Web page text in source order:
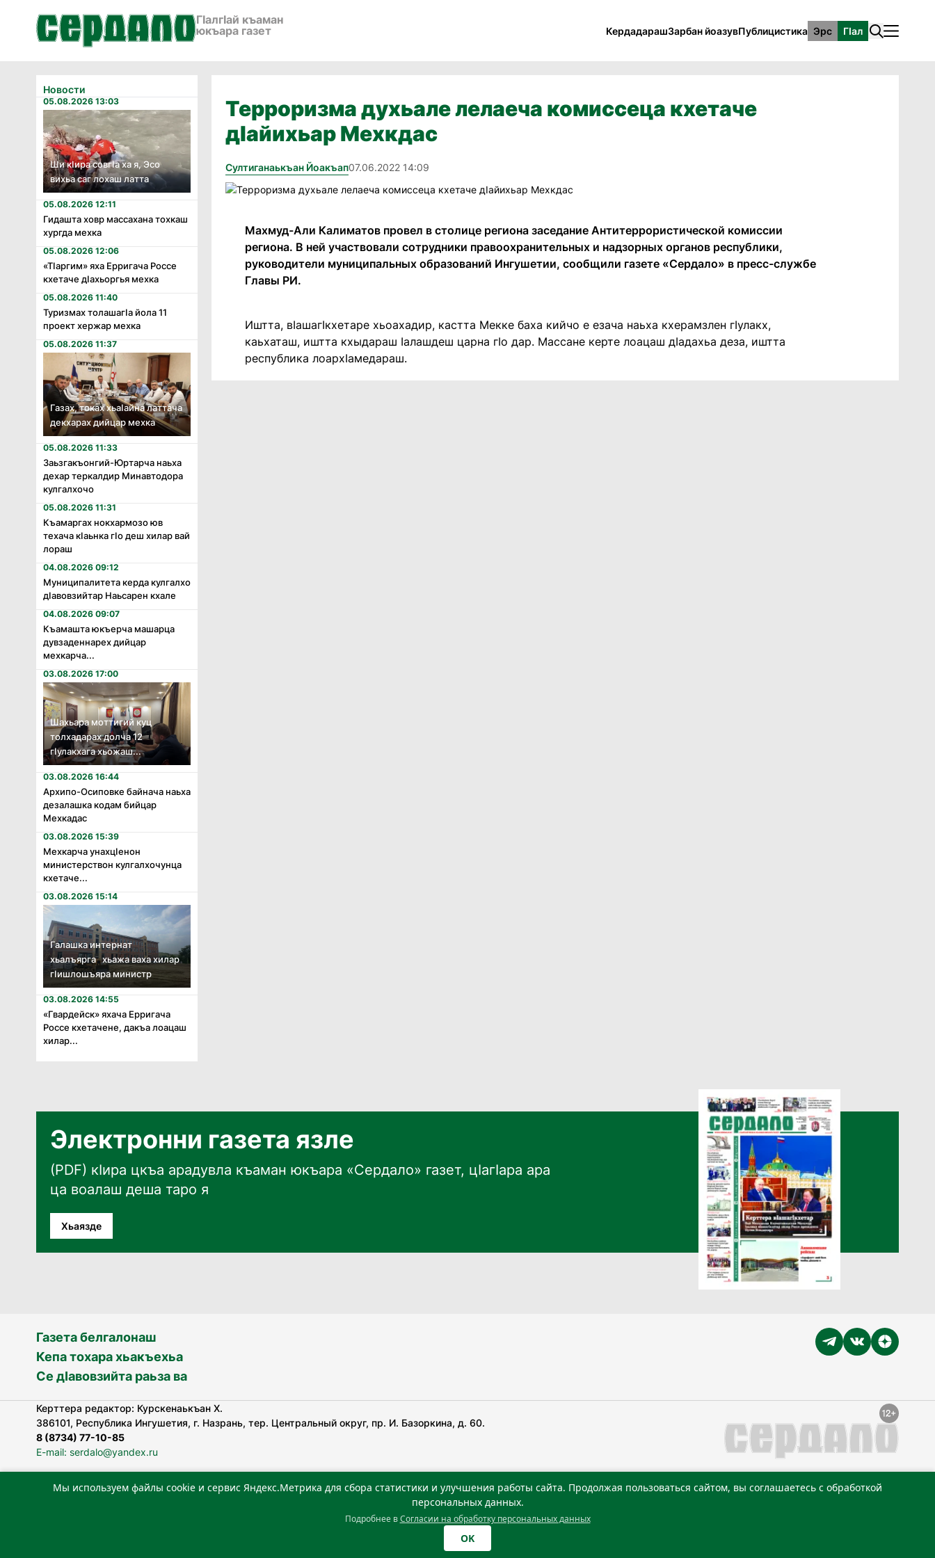
ГӀалгӀай къаман
юкъара газет
КердадарашЗарбан йоазувПублицистика Эрс ГӀал
Новости
05.08.2026 13:03
Ши кӏира совгӏа ха я, Эсо
вихьа саг лохаш латта
05.08.2026 12:11
Гидашта ховр массахана тохкаш
хургда мехка
05.08.2026 12:06
«Тӏаргим» яха Ерригача Россе
кхетаче дӏахьоргья мехка
05.08.2026 11:40
Туризмах толашагӏа йола 11
проект хержар мехка
05.08.2026 11:37
Газах, токах хьаӏайна латтача
декхарах дийцар мехка
05.08.2026 11:33
Заьзгакъонгий-Юртарча наьха
дехар теркалдир Минавтодора
кулгалхочо
05.08.2026 11:31
Къамаргах нокхармозо юв
техача кӏаьнка гӏо деш хилар вай
лораш
04.08.2026 09:12
Муниципалитета керда кулгалхо
дӏавовзийтар Наьсарен кхале
04.08.2026 09:07
Къамашта юкъерча машарца
дувзаденнарех дийцар
мехкарча...
03.08.2026 17:00
Шахьара моттигий куц
толхадарах долча 12
гӏулакхага хьожаш...
03.08.2026 16:44
Архипо-Осиповке байнача наьха
дезалашка кодам бийцар
Мехкадас
03.08.2026 15:39
Мехкарча унахцӏенон
министерствон кулгалхочунца
кхетаче...
03.08.2026 15:14
Галашка интернат
хьалъярга хьажа ваха хилар
гӏишлошъяра министр
03.08.2026 14:55
«Гвардейск» яхача Ерригача
Россе кхетачене, дакъа лоацаш
хилар...
Терроризма духьале лелаеча комиссеца кхетаче
дIайихьар Мехкдас
Султиганаькъан Йоакъап07.06.2022 14:09
Махмуд-Али Калиматов провел в столице региона заседание Антитеррористической комиссии
региона. В ней участвовали сотрудники правоохранительных и надзорных органов республики,
руководители муниципальных образований Ингушетии, сообщили газете «Сердало» в пресс-службе
Главы РИ.
Иштта, вIашагIкхетаре хьоахадир, кастта Мекке баха кийчо е езача наьха кхерамзлен гIулакх,
каьхаташ, иштта кхыдараш Iалашдеш царна гIо дар. Массане керте лоацаш дIадахьа деза, иштта
республика лоархIамедараш.
Электронни газета язле
(PDF) кӀира цкъа арадувла къаман юкъара «Сердало» газет, цӀагӀара ара
ца воалаш деша таро я
Хьаязде
Газета белгалонаш
Кепа тохара хьакъехьа
Се дӀавовзийта раьза ва
Керттера редактор: Курскенаькъан Х.
386101, Республика Ингушетия, г. Назрань, тер. Центральный округ, пр. И. Базоркина, д. 60.
8 (8734) 77-10-85
E-mail: serdalo@yandex.ru
«Сердало» газета арадувлар чIоагIдаьд бувзамеи, хоам беча гIирсаштеи, цар дуккхача тайпаштеи тIахьожам
Реестровая запись СМИ: ЭЛ № ФС 77-78323 от 15.05.2020 г. Учредитель: Государственное автономное учреждение
Мы используем файлы cookie и сервис Яндекс.Метрика для сбора статистики и улучшения работы сайта. Продолжая пользоваться сайтом, вы соглашаетесь с обработкой
персональных данных.
Подробнее вСогласии на обработку персональных данных
OK